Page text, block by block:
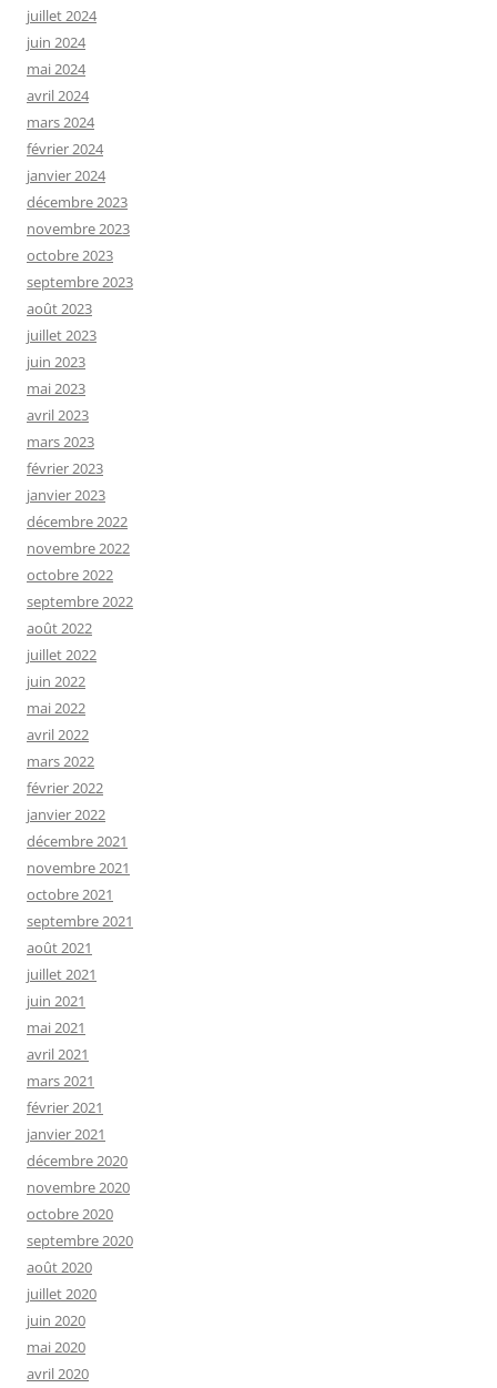
juillet 2024
juin 2024
mai 2024
avril 2024
mars 2024
février 2024
janvier 2024
décembre 2023
novembre 2023
octobre 2023
septembre 2023
août 2023
juillet 2023
juin 2023
mai 2023
avril 2023
mars 2023
février 2023
janvier 2023
décembre 2022
novembre 2022
octobre 2022
septembre 2022
août 2022
juillet 2022
juin 2022
mai 2022
avril 2022
mars 2022
février 2022
janvier 2022
décembre 2021
novembre 2021
octobre 2021
septembre 2021
août 2021
juillet 2021
juin 2021
mai 2021
avril 2021
mars 2021
février 2021
janvier 2021
décembre 2020
novembre 2020
octobre 2020
septembre 2020
août 2020
juillet 2020
juin 2020
mai 2020
avril 2020